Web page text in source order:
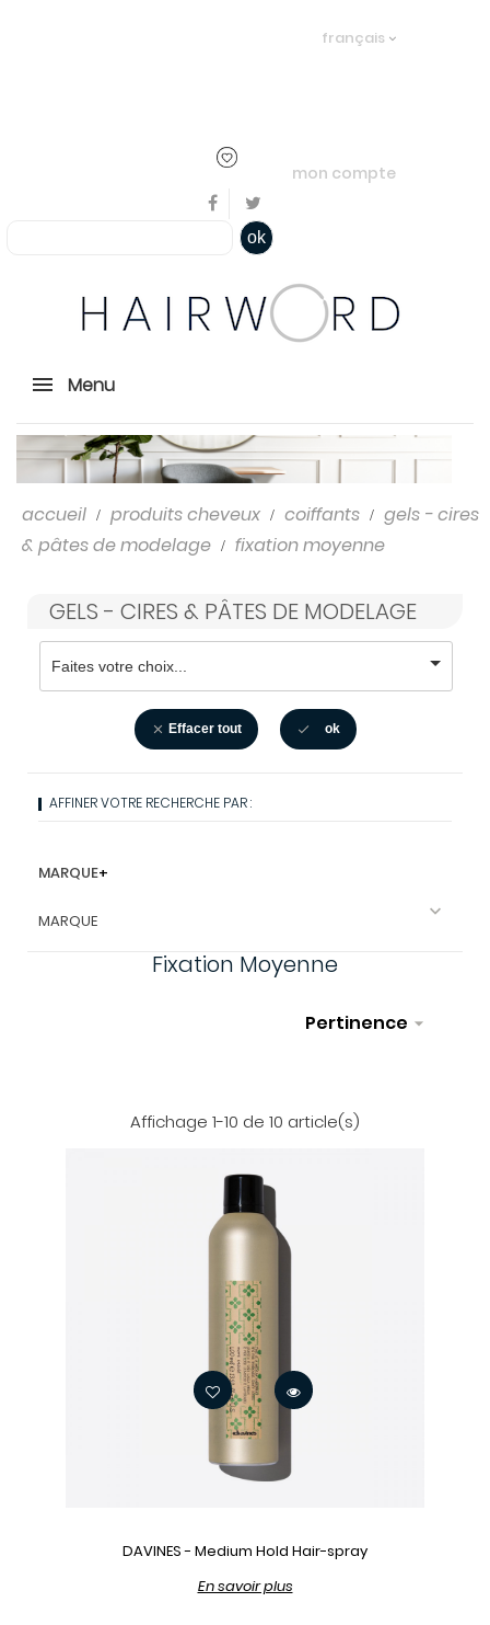
français
mon compte
ok
Menu
accueil produits cheveux coiffants
gels - cires
& pâtes de modelage
fixation moyenne
GELS - CIRES & PÂTES DE MODELAGE
 Effacer tout  ok
AFFINER VOTRE RECHERCHE PAR :
MARQUE+
MARQUE 
Fixation Moyenne
Pertinence 
Affichage 1-10 de 10 article(s)
DAVINES - Medium Hold Hair-spray
En savoir plus